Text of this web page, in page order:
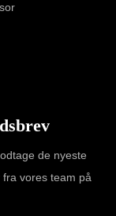
de nyeste
vores team på